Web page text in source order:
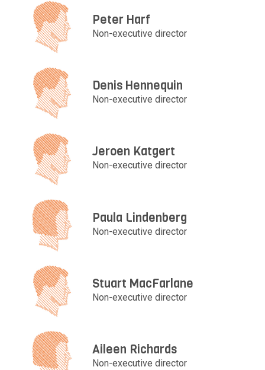
Peter Harf
Non-executive director
Denis Hennequin
Non-executive director
Jeroen Katgert
Non-executive director
Paula Lindenberg
Non-executive director
Stuart MacFarlane
Non-executive director
Aileen Richards
Non-executive director